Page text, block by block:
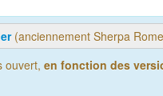
(anciennement Sherpa
ouvert, en fonction des